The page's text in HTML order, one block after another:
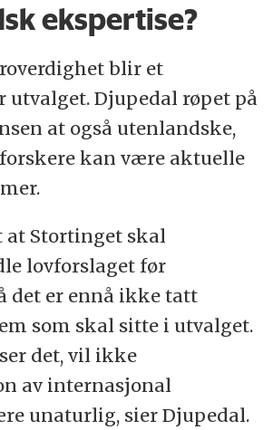
ekspertise?
blir et
utvalget. Djupedal røpet på
at også utenlandske,
kan være aktuelle
at Stortinget skal
lovforslaget før
det er ennå ikke tatt
som skal sitte i utvalget.
det, vil ikke
av internasjonal
unaturlig, sier Djupedal.